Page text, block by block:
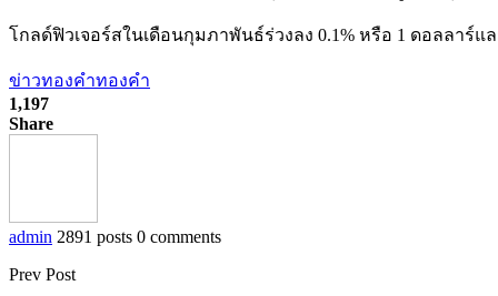
โกลด์ฟิวเจอร์สในเดือนกุมภาพันธ์ร่วงลง 0.1% หรือ 1 ดอลลาร์
ข่าวทองคำทองคำ
1,197
Share
admin 2891 posts 0 comments
Prev Post